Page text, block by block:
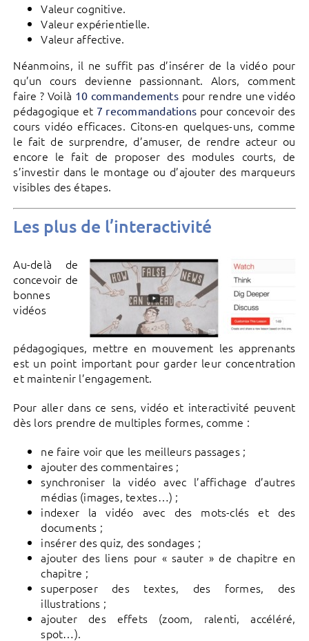
Valeur cognitive.
Valeur expérientielle.
Valeur affective.
Néanmoins, il ne suffit pas d’insérer de la vidéo pour
qu’un cours devienne passionnant. Alors, comment
faire ? Voilà 10 commandementspour rendre une vidéo
pédagogique et 7 recommandations pour concevoir des
cours vidéo efficaces. Citons-en quelques-uns, comme
le fait de surprendre, d’amuser, de rendre acteur ou
encore le fait de proposer des modules courts, de
s’investir dans le montage ou d’ajouter des marqueurs
visibles des étapes.
Les plus de l’interactivité
Au-delà de
concevoir de
bonnes
vidéos
pédagogiques, mettre en mouvement les apprenants
est un point important pour garder leur concentration
et maintenir l’engagement.
Pour aller dans ce sens, vidéo et interactivité peuvent
dès lors prendre de multiples formes, comme :
ne faire voir que les meilleurs passages ;
ajouter des commentaires ;
synchroniser la vidéo avec l’affichage d’autres
médias (images, textes…) ;
indexer la vidéo avec des mots-clés et des
documents ;
insérer des quiz, des sondages ;
ajouter des liens pour « sauter » de chapitre en
chapitre ;
superposer des textes, des formes, des
illustrations ;
ajouter des effets (zoom, ralenti, accéléré,
spot…).